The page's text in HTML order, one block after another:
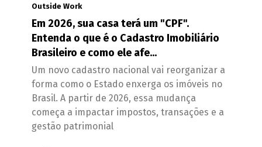
Outside Work
Em 2026, sua casa terá um "CPF".
Entenda o que é o Cadastro Imobiliário
Brasileiro e como ele afe...
Um novo cadastro nacional vai reorganizar a
forma como o Estado enxerga os imóveis no
Brasil. A partir de 2026, essa mudança
começa a impactar impostos, transações e a
gestão patrimonial